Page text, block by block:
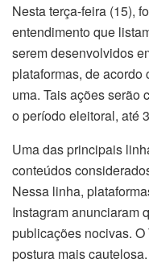
Nesta terça-feira (15),
entendimento que
serem desenvolvidos
plataformas, de
uma. Tais ações serão
o período eleitoral, até
Uma das principais
conteúdos
Nessa linha,
Instagram anunciaram
publicações nocivas. O
postura mais cautelosa.